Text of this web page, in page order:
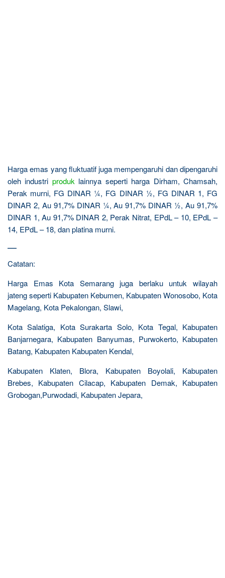
Harga emas yang fluktuatif juga mempengaruhi dan dipengaruhi
oleh industri produk lainnya seperti harga Dirham, Chamsah,
Perak murni, FG DINAR ¼, FG DINAR ½, FG DINAR 1, FG
DINAR 2, Au 91,7% DINAR ¼, Au 91,7% DINAR ½, Au 91,7%
DINAR 1, Au 91,7% DINAR 2, Perak Nitrat, EPdL – 10, EPdL –
14, EPdL – 18, dan platina murni.
—
Catatan:
Harga Emas Kota Semarang juga berlaku untuk wilayah
jateng seperti Kabupaten Kebumen, Kabupaten Wonosobo, Kota
Magelang, Kota Pekalongan, Slawi,
Kota Salatiga, Kota Surakarta Solo, Kota Tegal, Kabupaten
Banjarnegara, Kabupaten Banyumas, Purwokerto, Kabupaten
Batang, Kabupaten Kabupaten Kendal,
Kabupaten Klaten, Blora, Kabupaten Boyolali, Kabupaten
Brebes, Kabupaten Cilacap, Kabupaten Demak, Kabupaten
Grobogan,Purwodadi, Kabupaten Jepara,